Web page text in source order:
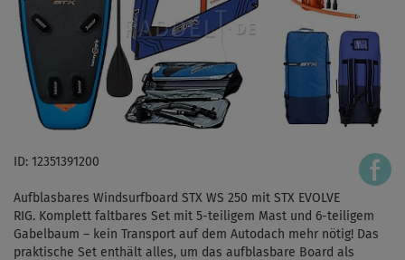
ID: 12351391200
Aufblasbares Windsurfboard STX WS 250 mit STX EVOLVE
RIG. Komplett faltbares Set mit 5-teiligem Mast und 6-teiligem
Gabelbaum – kein Transport auf dem Autodach mehr nötig! Das
praktische Set enthält alles, um das aufblasbare Board als